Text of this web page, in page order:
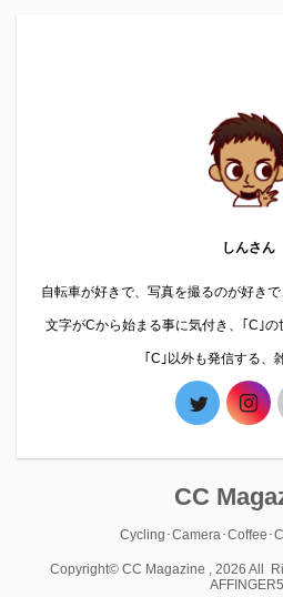
しんさん
自転車が好きで、写真を撮るのが好き
文字がCから始まる事に気付き、｢C｣の
｢C｣以外も発信する、
CC
Cycling･Camera･Coffee･
Copyright© CC Magazine , 2026 All
AFFINGER5